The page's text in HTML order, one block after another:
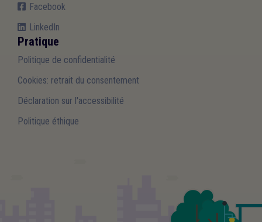
Facebook
LinkedIn
Pratique
Politique de confidentialité
Cookies: retrait du consentement
Déclaration sur l'accessibilité
Politique éthique